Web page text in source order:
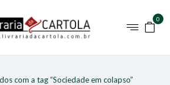
0
com a tag “Sociedade em colapso”